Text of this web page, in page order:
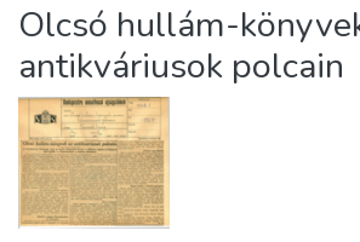
About us
Olcsó hullám-
antikváriusok polcain